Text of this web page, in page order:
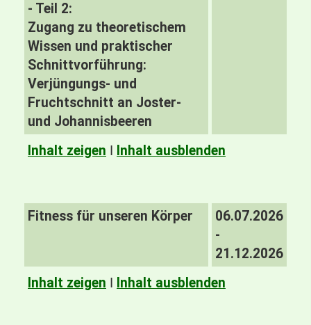
- Teil 2:
Zugang zu theoretischem
Wissen und praktischer
Schnittvorführung:
Verjüngungs- und
Fruchtschnitt an Joster-
und Johannisbeeren
Inhalt zeigen I Inhalt ausblenden
Fitness für unseren Körper
06.07.2026
-
21.12.2026
Inhalt zeigen I Inhalt ausblenden